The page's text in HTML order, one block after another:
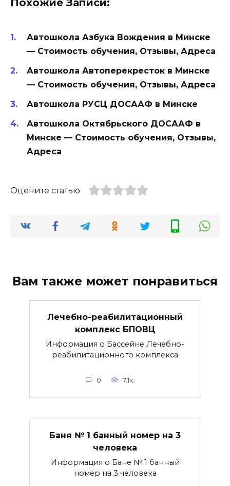
Похожие Записи:
Автошкола Азбука Вождения в Минске
— Стоимость обучения, Отзывы, Адреса
Автошкола Автоперекресток в Минске
— Стоимость обучения, Отзывы, Адреса
Автошкола РУСЦ ДОСААФ в Минске
Автошкола Октябрьского ДОСААФ в
Минске — Стоимость обучения, Отзывы,
Адреса
Оцените статью
Вам также может понравиться
Лечебно-реабилитационный
комплекс БПОВЦ
Информация о Бассейне Лечебно-
реабилитационного комплекса
0 7.1к.
Баня № 1 банный номер на 3
человека
Информация о Бане № 1 банный
номер на 3 человека